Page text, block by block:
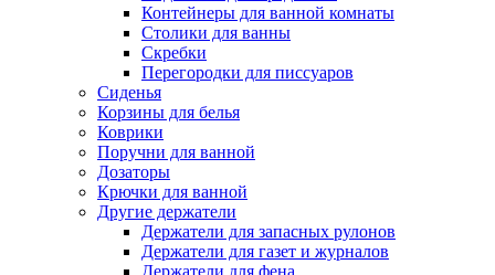
Контейнеры для ванной комнаты
Столики для ванны
Скребки
Перегородки для писсуаров
Сиденья
Корзины для белья
Коврики
Поручни для ванной
Дозаторы
Крючки для ванной
Другие держатели
Держатели для запасных рулонов
Держатели для газет и журналов
Держатели для фена